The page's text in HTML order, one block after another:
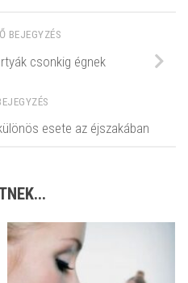
BEJEGYZÉS
csonkig égnek
esete az éjszakában